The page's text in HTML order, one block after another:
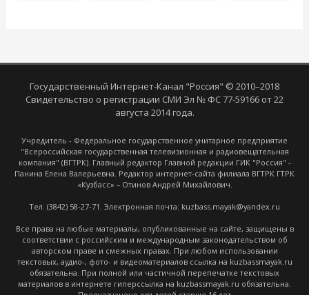
Государственный Интернет-Канал "Россия" © 2010–2018
Свидетельство о регистрации СМИ Эл № ФС 77-59166 от 22
августа 2014 года.
Учредитель - Федеральное государственное унитарное предприятие
"Всероссийская государственная телевизионная и радиовещательная
компания" (ВГТРК). Главный редактор Главной редакции ГИК "Россия" -
Панина Елена Валерьевна. Редактор интернет-сайта филиала ВГТРК ГТРК
«Кузбасс» – Отинов Андрей Михайлович.
Тел. (3842) 58-27-71. Электронная почта: kuzbass.mayak@yandex.ru
Все права на любые материалы, опубликованные на сайте, защищены в
соответствии с российским и международным законодательством об
авторском праве и смежных правах. При любом использовании
текстовых, аудио-, фото- и видеоматериалов ссылка на kuzbassmayak.ru
обязательна. При полной или частичной перепечатке текстовых
материалов в интернете гиперссылка на kuzbassmayak.ru обязательна.